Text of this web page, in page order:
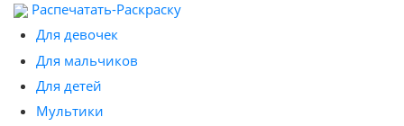
Распечатать-Раскраску
Для девочек
Для мальчиков
Для детей
Мультики